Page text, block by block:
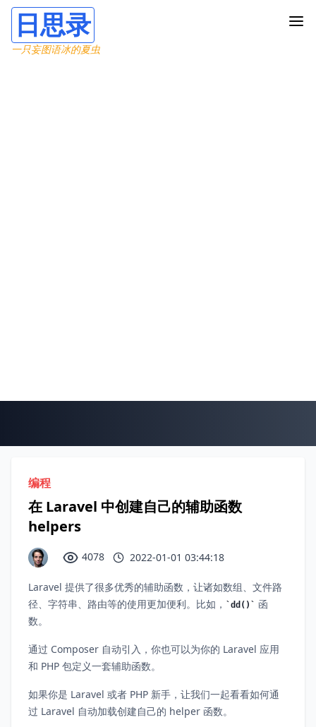
日思录
一只妄图语冰的夏虫
编程
在 Laravel 中创建自己的辅助函数
helpers
4078 2022-01-01 03:44:18
Laravel 提供了很多优秀的辅助函数，让诸如数组、文件路
径、字符串、路由等的使用更加便利。比如，
dd()
函
数。
通过 Composer 自动引入，你也可以为你的 Laravel 应用
和 PHP 包定义一套辅助函数。
如果你是 Laravel 或者 PHP 新手，让我们一起看看如何通
过 Laravel 自动加载创建自己的 helper 函数。